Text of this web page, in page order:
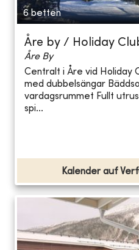
6 betten
Åre by / Holiday
Åre By
Centralt i Åre vid Holiday
med dubbelsängar
vardagsrummet Fullt
spi...
Kalender auf